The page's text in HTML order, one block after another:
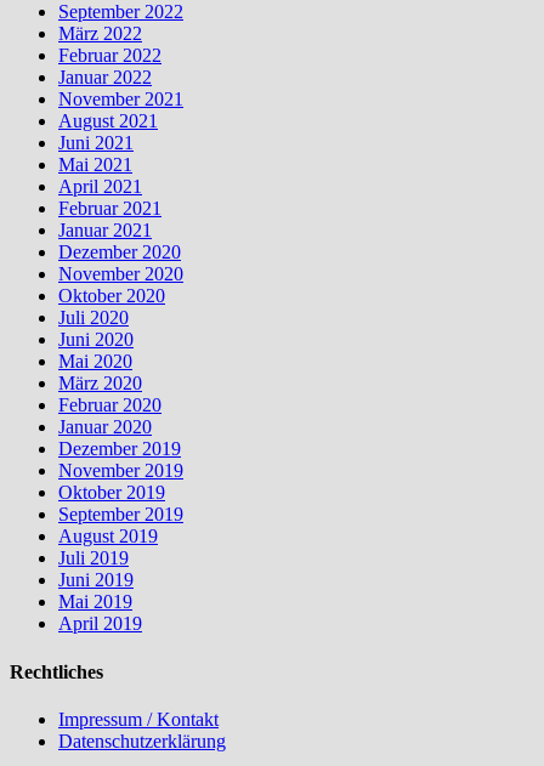
September 2022
März 2022
Februar 2022
Januar 2022
November 2021
August 2021
Juni 2021
Mai 2021
April 2021
Februar 2021
Januar 2021
Dezember 2020
November 2020
Oktober 2020
Juli 2020
Juni 2020
Mai 2020
März 2020
Februar 2020
Januar 2020
Dezember 2019
November 2019
Oktober 2019
September 2019
August 2019
Juli 2019
Juni 2019
Mai 2019
April 2019
Rechtliches
Impressum / Kontakt
Datenschutzerklärung